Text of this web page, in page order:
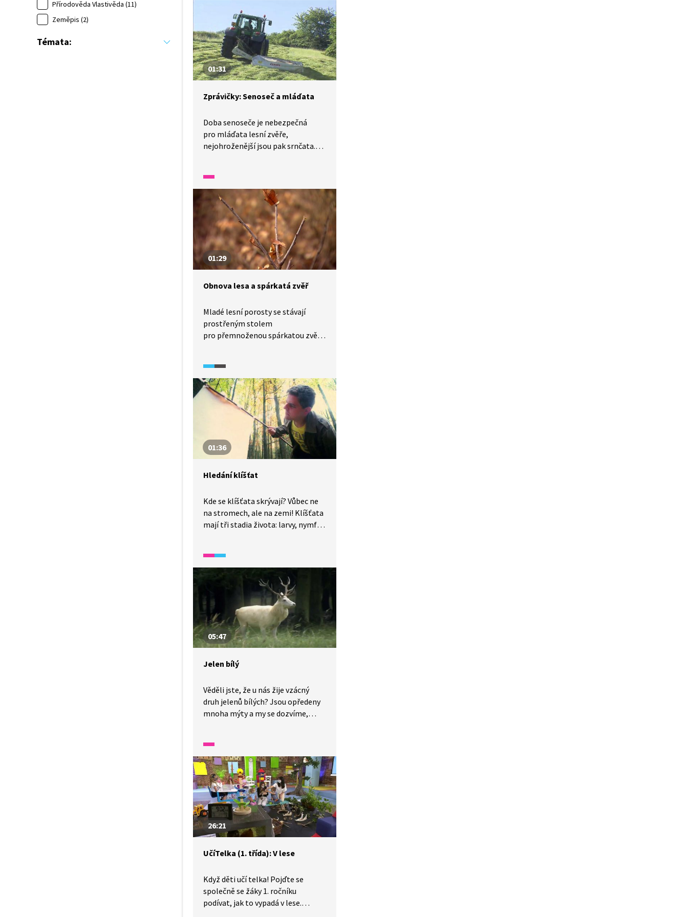
Přírodověda Vlastivěda (11)
Zeměpis (2)
Témata:
navlhne a zplesniví.
01:31
Zprávičky: Senoseč a mláďata
Doba senoseče je nebezpečná
pro mláďata lesní zvěře,
nejohroženější jsou pak srnčata.
a myslivci pak pořádají akce
na záchranu mláďat. Jak taková
akce vypadá a jakou techniku
k tomu myslivci používají, uvidíte
ve videu. Zapojit se můžete i vy.
01:29
Obnova lesa a spárkatá zvěř
Mladé lesní porosty se stávají
prostřeným stolem
pro přemnoženou spárkatou zvěř.
i konvenční obnovu lesa a činí ji
vysoce nákladnou. Poněkud
drahým řešením jsou oplocenky. Ne
všechny lokality je ale možné
01:36
Hledání klíšťat
Kde se klíšťata skrývají? Vůbec ne
na stromech, ale na zemi! Klíšťata
mají tři stadia života: larvy, nymfy
05:47
Jelen bílý
Věděli jste, že u nás žije vzácný
druh jelenů bílých? Jsou opředeny
mnoha mýty a my se dozvíme,
je rozdíl mezi nimi a jejich
příbuznými jeleny lesními. Také si
prohlédneme jelení paroží,
zjistíme, kolik váží, k čemu
jelenům slouží a jak se správně
nazývají jeho jednotlivé části.
26:21
UčíTelka (1. třída): V lese
Když děti učí telka! Pojďte se
společně se žáky 1. ročníku
podívat, jak to vypadá v lese.